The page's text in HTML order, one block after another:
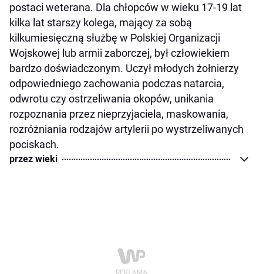
postaci weterana. Dla chłopców w wieku 17-19 lat
kilka lat starszy kolega, mający za sobą
kilkumiesięczną służbę w Polskiej Organizacji
Wojskowej lub armii zaborczej, był człowiekiem
bardzo doświadczonym. Uczył młodych żołnierzy
odpowiedniego zachowania podczas natarcia,
odwrotu czy ostrzeliwania okopów, unikania
rozpoznania przez nieprzyjaciela, maskowania,
rozróżniania rodzajów artylerii po wystrzeliwanych
pociskach.
przez wieki